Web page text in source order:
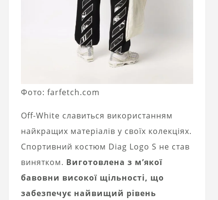
Фото: farfetch.com
Off-White славиться використанням
найкращих матеріалів у своїх колекціях.
Спортивний костюм Diag Logo S не став
винятком. Виготовлена ​​з м’якої
бавовни високої щільності, що
забезпечує найвищий рівень